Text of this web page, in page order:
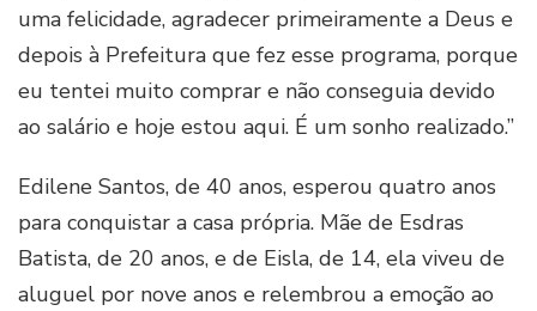
uma felicidade, agradecer primeiramente a Deus e
depois à Prefeitura que fez esse programa, porque
eu tentei muito comprar e não conseguia devido
ao salário e hoje estou aqui. É um sonho realizado.”
Edilene Santos, de 40 anos, esperou quatro anos
para conquistar a casa própria. Mãe de Esdras
Batista, de 20 anos, e de Eisla, de 14, ela viveu de
aluguel por nove anos e relembrou a emoção ao